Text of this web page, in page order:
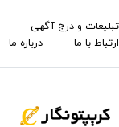
تبلیغات و درج آگهی
ارتباط با ما
درباره ما